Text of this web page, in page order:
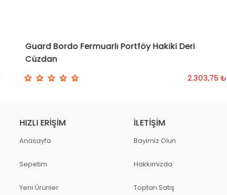
Guard Bordo Fermuarlı Portföy Hakiki Deri
Cüzdan
2.303,75 ₺
HIZLI ERIŞIM
Anasayfa
Sepetim
Yeni Ürünler
İLETIŞIM
Bayimiz Olun
Hakkımızda
Toptan Satış